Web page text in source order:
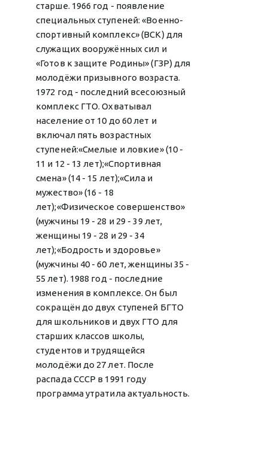
старше. 1966 год - появление
специальных ступеней: «Военно-
спортивный комплекс» (ВСК) для
служащих вооружённых сил и
«Готов к защите Родины» (ГЗР) для
молодёжи призывного возраста.
1972 год - последний всесоюзный
комплекс ГТО. Охватывал
население от 10 до 60 лет и
включал пять возрастных
ступеней:«Смелые и ловкие» (10 -
11 и 12 - 13 лет);«Спортивная
смена» (14 - 15 лет);«Сила и
мужество» (16 - 18
лет);«Физическое совершенство»
(мужчины 19 - 28 и 29 - 39 лет,
женщины 19 - 28 и 29 - 34
лет);«Бодрость и здоровье»
(мужчины 40 - 60 лет, женщины 35 -
55 лет). 1988 год - последние
изменения в комплексе. Он был
сокращён до двух ступеней БГТО
для школьников и двух ГТО для
старших классов школы,
студентов и трудящейся
молодёжи до 27 лет. После
распада СССР в 1991 году
программа утратила актуальность.